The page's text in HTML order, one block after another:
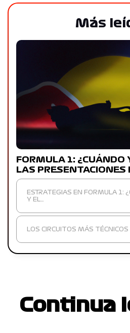
Más
FORMULA 1: ¿CUÁNDO
LAS PRESENTACIONES
ESTRATEGIAS EN FORMULA 1:
Y EL…
LOS CIRCUITOS MÁS TÉCNICOS
Continua